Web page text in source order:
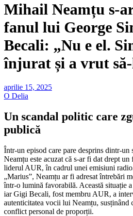
Mihail Neamțu s-
fanul lui George
Becali: „Nu e el.
înjurat și a vrut
aprilie 15, 2025
O Delia
Un scandal politic care
publică
Într-un episod care pare desprins dintr-
Neamțu este acuzat că s-ar fi dat drept
liderul AUR, în cadrul unei emisiuni
„Marius”, Neamțu ar fi adresat întrebări
într-o lumină favorabilă. Această situație
iar Gigi Becali, fost membru AUR, a
autenticitatea vocii lui Neamțu, susținând
conflict personal de proporții.